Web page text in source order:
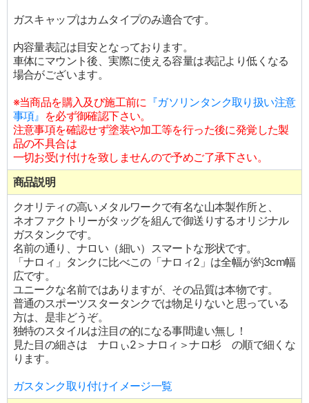
ガスキャップはカムタイプのみ適合です。
内容量表記は目安となっております。
車体にマウント後、実際に使える容量は表記より低くなる
場合がございます。
※当商品を購入及び施工前に 『ガソリンタンク取り扱い注意
事項』 を必ず御確認下さい。
注意事項を確認せず塗装や加工等を行った後に発覚した製
品の不具合は
一切お受け付けを致しませんので予めご了承下さい。
商品説明
クオリティの高いメタルワークで有名な山本製作所と、
ネオファクトリーがタッグを組んで御送りするオリジナル
ガスタンクです。
名前の通り、ナロい（細い）スマートな形状です。
「ナロィ」タンクに比べこの「ナロィ2」は全幅が約3cm幅
広です。
ユニークな名前ではありますが、その品質は本物です。
普通のスポーツスタータンクでは物足りないと思っている
方は、是非どうぞ。
独特のスタイルは注目の的になる事間違い無し！
見た目の細さは ナロぃ2＞ナロィ＞ナロ杉 の順で細くな
ります。
ガスタンク取り付けイメージ一覧